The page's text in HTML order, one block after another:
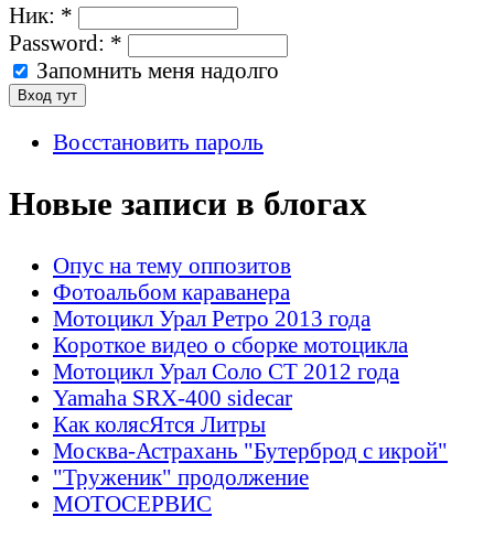
Ник: *
Password: *
Запомнить меня надолго
Восстановить пароль
Новые записи в блогах
Опус на тему оппозитов
Фотоальбом караванера
Мотоцикл Урал Ретро 2013 года
Короткое видео о сборке мотоцикла
Мотоцикл Урал Соло СТ 2012 года
Yamaha SRX-400 sidecar
Как колясЯтся Литры
Москва-Астрахань "Бутерброд с икрой"
"Труженик" продолжение
МОТОСЕРВИС